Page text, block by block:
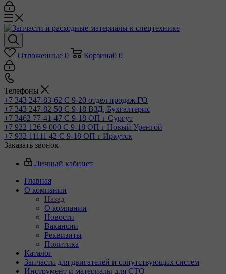
Отложенные 0 Корзина0 0
Телефоны
+7 343 247-83-62 С 9-20 отдел продаж ГО
+7 343 247-82-50 С 9-18 ВЗД, Бухгалтерия
+7 3462 77-41-47 С 9-18 ОП г Сургут
+7 922 126 9 000 С 9-18 ОП г Новый Уренгой
+7 932 11111 42 С 9-18 ОП г Иркутск
Заказать звонок
Личный кабинет
Главная
О компании
Назад
О компании
Новости
Вакансии
Реквизиты
Политика
Каталог
Запчасти для двигателей и сопутствующих систем
Инструмент и материалы для СТО